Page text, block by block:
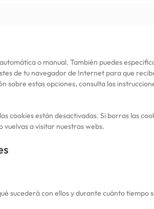
o manual. También puedes
de tu navegador de Internet para que
sobre estas opciones, consulta las
cookies están desactivadas. Si borras las
a visitar nuestras webs.
sucederá con ellos y durante cuánto tiempo